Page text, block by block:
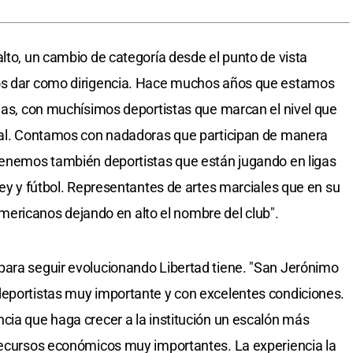
un cambio de categoría desde el punto de vista
dar como dirigencia. Hace muchos años que estamos
con muchísimos deportistas que marcan el nivel que
Contamos con nadadoras que participan de manera
también deportistas que están jugando en ligas
y fútbol. Representantes de artes marciales que en su
dejando en alto el nombre del club".
seguir evolucionando Libertad tiene. "San Jerónimo
muy importante y con excelentes condiciones.
que haga crecer a la institución un escalón más
económicos muy importantes. La experiencia la